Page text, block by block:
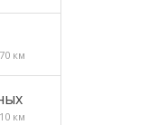
км
км